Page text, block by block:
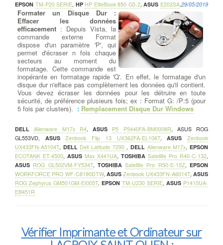
29/05/2019
Formater un Disque Dur :
Effacer les données
efficacement : Depuis Vista, la
commande externe Format
dispose d'un paramètre 'P', qui
permet d'écraser n fois chaque
secteurs au moment du
formatage. Cette commande est
inopérante en formatage rapide 'Q'. En effet, le formatage d'un
disque dur n'efface pas complètement les données qu'il contient.
Vous devez écraser les données pour les détruire en toute
sécurité, de préférence plusieurs fois; ex : Format G: /P:5 (pour
5 fois par clusters). : Remplacement Disque Dur Windows
EPSON TM-P20 SERIE, HP HP EliteBook 850 G5-2,ASUS E202SA,
DELL Alienware M17x R4, ASUS P5 P5440FA-BM0008R, ASUS ROG
GL553VD, ASUS Zenbook Flip 13 UX362FA-EL106T,ASUS
Zenbook
UX433FN-A5104T, DELL Dell Latitude 7290 ,DELL Alienware M17x,EPSON
ECOTANK ET-4500, ASUS Max X441UA, TOSHIBA Satellite Pro R40-C-132,
ASUS ROG GL502VM-FY534T, TOSHIBA Satellite Pro R50-E-15Z,EPSON
WORKFORCE PRO WF-C8190DTW,ASUS Zenbook UX433FN-A6014T,ASUS
ROG Zephyrus GM501GM-EI005T, EPSON TM-U230 SERIE, ASUS P1410UA-
EB451R
Vérifier Imprimante et Ordinateur sur